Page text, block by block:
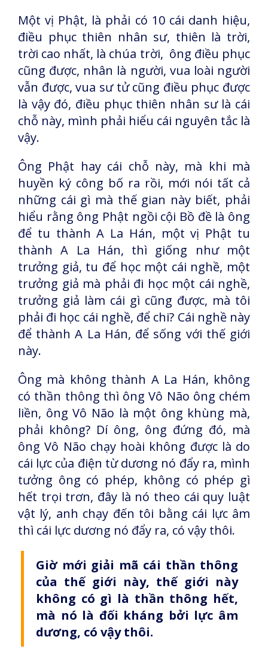
Một vị Phật, là phải có 10 cái danh hiệu,
điều phục thiên nhân sư, thiên là trời,
trời cao nhất, là chúa trời, ông điều phục
cũng được, nhân là người, vua loài người
vẫn được, vua sư tử cũng điều phục được
là vậy đó, điều phục thiên nhân sư là cái
chỗ này, mình phải hiểu cái nguyên tắc là
vậy.
Ông Phật hay cái chỗ này, mà khi mà
huyền ký công bố ra rồi, mới nói tất cả
những cái gì mà thế gian này biết, phải
hiểu rằng ông Phật ngồi cội Bồ đề là ông
để tu thành A La Hán, một vị Phật tu
thành A La Hán, thì giống như một
trưởng giả, tu để học một cái nghề, một
trưởng giả mà phải đi học một cái nghề,
trưởng giả làm cái gì cũng được, mà tôi
phải đi học cái nghề, để chi? Cái nghề này
để thành A La Hán, để sống với thế giới
này.
Ông mà không thành A La Hán, không
có thần thông thì ông Vô Não ông chém
liền, ông Vô Não là một ông khùng mà,
phải không? Dí ông, ông đứng đó, mà
ông Vô Não chạy hoài không được là do
cái lực của điện từ dương nó đẩy ra, mình
tưởng ông có phép, không có phép gì
hết trọi trơn, đây là nó theo cái quy luật
vật lý, anh chạy đến tôi bằng cái lực âm
thì cái lực dương nó đẩy ra, có vậy thôi.
Giờ mới giải mã cái thần thông
của thế giới này, thế giới này
không có gì là thần thông hết,
mà nó là đối kháng bởi lực âm
dương, có vậy thôi.